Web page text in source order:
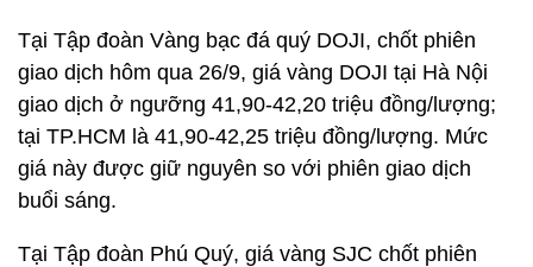
Tại Tập đoàn Vàng bạc đá quý DOJI, chốt phiên
giao dịch hôm qua 26/9, giá vàng DOJI tại Hà Nội
giao dịch ở ngưỡng 41,90-42,20 triệu đồng/lượng;
tại TP.HCM là 41,90-42,25 triệu đồng/lượng. Mức
giá này được giữ nguyên so với phiên giao dịch
buổi sáng.
Tại Tập đoàn Phú Quý, giá vàng SJC chốt phiên